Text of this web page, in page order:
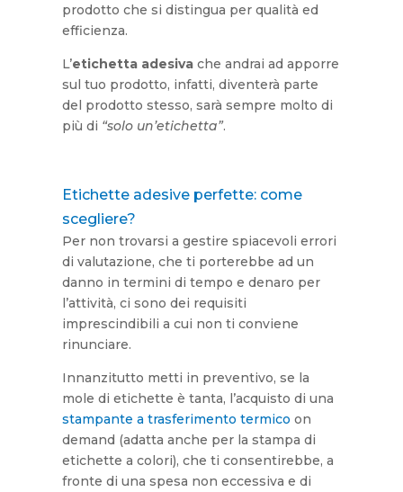
prodotto che si distingua per qualità ed
efficienza.
L’etichetta adesivache andrai ad apporre
sul tuo prodotto, infatti, diventerà parte
del prodotto stesso, sarà sempre molto di
più di “solo un’etichetta”.
Etichette adesive perfette: come
scegliere?
Per non trovarsi a gestire spiacevoli errori
di valutazione, che ti porterebbe ad un
danno in termini di tempo e denaro per
l’attività, ci sono dei requisiti
imprescindibili a cui non ti conviene
rinunciare.
Innanzitutto metti in preventivo, se la
mole di etichette è tanta, l’acquisto di una
stampante a trasferimento termico on
demand (adatta anche per la stampa di
etichette a colori), che ti consentirebbe, a
fronte di una spesa non eccessiva e di